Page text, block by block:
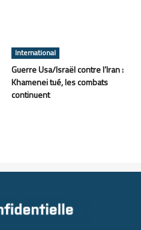
International
Guerre Usa/Israël contre l’Iran :
Khamenei tué, les combats
continuent